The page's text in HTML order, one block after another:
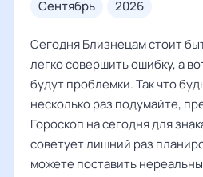
сентябрь
2026
Сегодня Близнецам стоит
легко совершить ошибку, а
будут проблемки. Так что
несколько раз подумайте,
Гороскоп на сегодня для
советует лишний раз
можете поставить